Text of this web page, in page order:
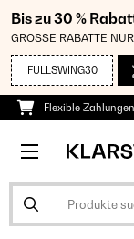
Bis zu 30 %
GROSSE RABATTE
FULLSWING30
Flexible Zahlungen